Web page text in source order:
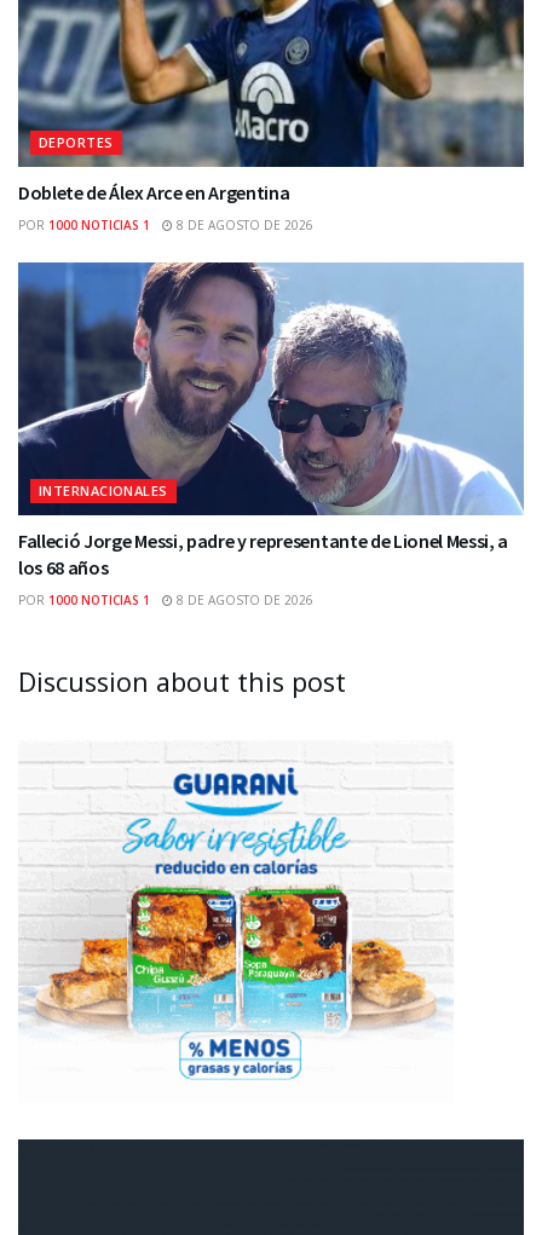
DEPORTES
Doblete de Álex Arce en Argentina
POR 1000 NOTICIAS 1 8 DE AGOSTO DE 2026
INTERNACIONALES
Falleció Jorge Messi, padre y representante de Lionel Messi, a
los 68 años
POR 1000 NOTICIAS 1 8 DE AGOSTO DE 2026
Discussion about this post